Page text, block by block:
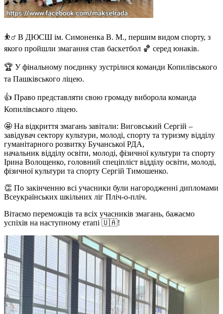
⛹‍♂ В ДЮСШ ім. Симоненка В. М., першим видом спорту, з
якого пройшли змагання став баскетбол 🏀 серед юнаків.
🏆 У фінальному поєдинку зустрілися команди Копилівського
та Пашківського ліцею.
👍 Право представляти свою громаду виборола команда
Копилівського ліцею.
🤩 На відкриття змагань завітали: Виговський Сергій –
завідувач сектору культури, молоді, спорту та туризму відділу
гуманітарного розвитку Бучанської РДА,
начальник відділу освіти, молоді, фізичної культури та спорту
Ірина Волощенко, головний спеціпліст відділу освіти, молоді,
фізичної культури та спорту Сергій Тимошенко.
👏 По закінченню всі учасники були нагородженні дипломами
Всеукраїнських шкільних ліг Пліч-о-пліч.
Вітаємо переможців та всіх учасників змагань, бажаємо
успіхів на наступному етапі 🇺🇦!